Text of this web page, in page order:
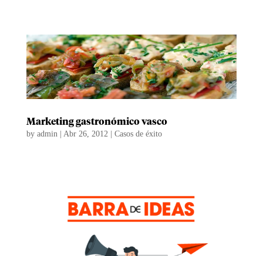
Marketing gastronómico vasco
by admin | Abr 26, 2012 | Casos de éxito